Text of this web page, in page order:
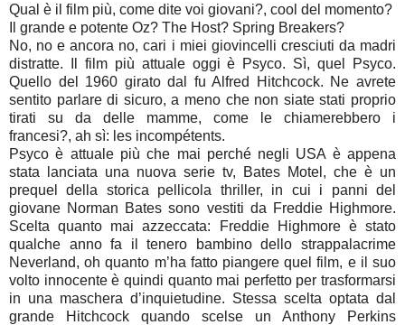
Qual è il film più, come dite voi giovani?, cool del momento?
Il grande e potente Oz? The Host? Spring Breakers?
No, no e ancora no, cari i miei giovincelli cresciuti da madri
distratte. Il film più attuale oggi è Psyco. Sì, quel Psyco.
Quello del 1960 girato dal fu Alfred Hitchcock. Ne avrete
sentito parlare di sicuro, a meno che non siate stati proprio
tirati su da delle mamme, come le chiamerebbero i
francesi?, ah sì: les incompétents.
Psyco è attuale più che mai perché negli USA è appena
stata lanciata una nuova serie tv, Bates Motel, che è un
prequel della storica pellicola thriller, in cui i panni del
giovane Norman Bates sono vestiti da Freddie Highmore.
Scelta quanto mai azzeccata: Freddie Highmore è stato
qualche anno fa il tenero bambino dello strappalacrime
Neverland, oh quanto m’ha fatto piangere quel film, e il suo
volto innocente è quindi quanto mai perfetto per trasformarsi
in una maschera d’inquietudine. Stessa scelta optata dal
grande Hitchcock quando scelse un Anthony Perkins